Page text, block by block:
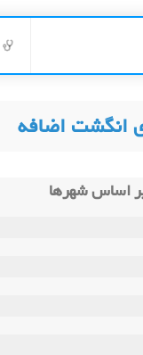
انگشت اضافه
اساس شهرها